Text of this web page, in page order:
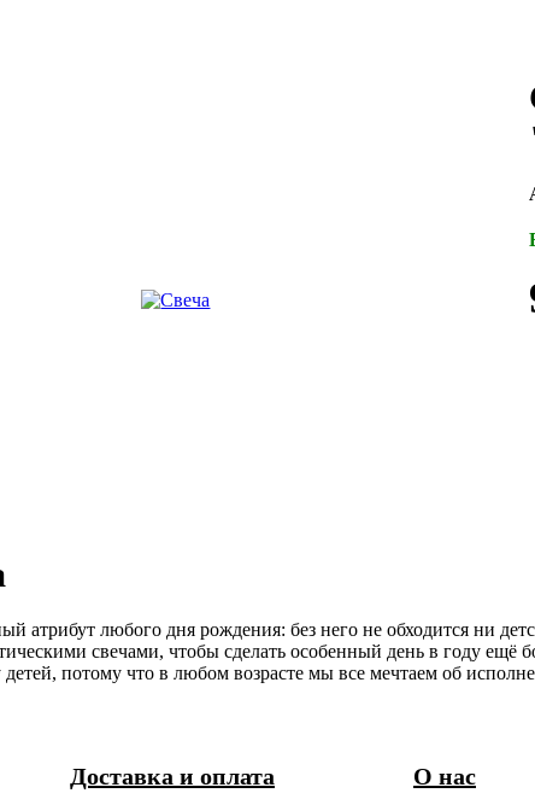
атрибут любого дня рождения: без него не обходится ни
свечами, чтобы сделать особенный день в году ещё
потому что в любом возрасте мы все мечтаем об
Доставка и оплата О нас